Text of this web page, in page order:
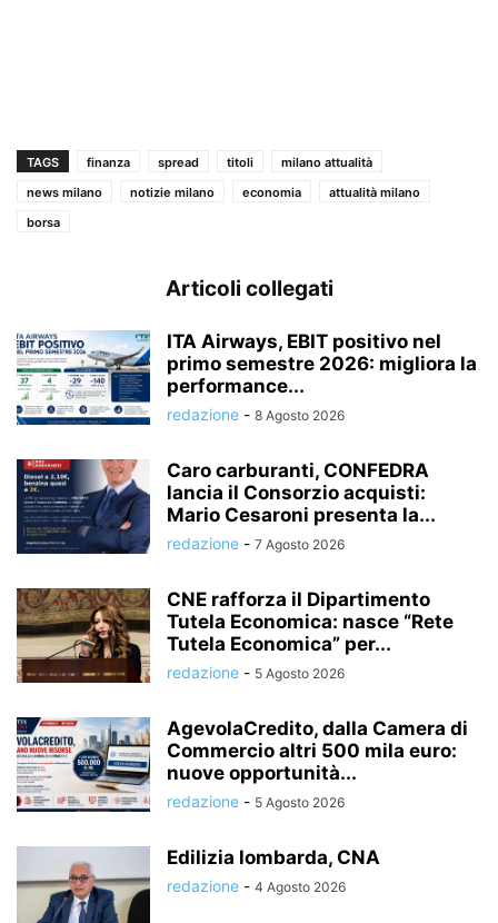
TAGS finanza spread titoli
milano attualità
news milano
notizie milano economia
attualità milano
borsa
Articoli collegati
ITA Airways, EBIT positivo nel
primo semestre 2026: migliora la
performance...
redazione - 8 Agosto 2026
Caro carburanti, CONFEDRA
lancia il Consorzio acquisti:
Mario Cesaroni presenta la...
redazione - 7 Agosto 2026
CNE rafforza il Dipartimento
Tutela Economica: nasce “Rete
Tutela Economica” per...
redazione - 5 Agosto 2026
AgevolaCredito, dalla Camera di
Commercio altri 500 mila euro:
nuove opportunità...
redazione - 5 Agosto 2026
Edilizia lombarda, CNA
redazione - 4 Agosto 2026